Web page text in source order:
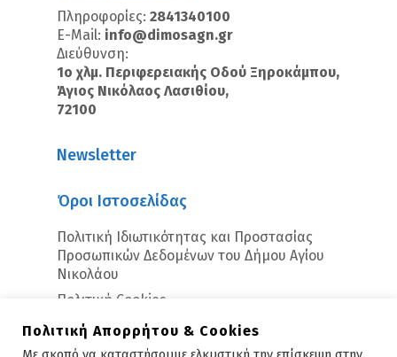
Πληροφορίες: 2841340100
E-Mail: info@dimosagn.gr
Διεύθυνση:
1ο χλμ. Περιφερειακής Οδού Ξηροκάμπου,
Άγιος Νικόλαος Λασιθίου,
72100
Newsletter
Όροι Ιστοσελίδας
Πολιτική Ιδιωτικότητας και Προστασίας
Προσωπικών Δεδομένων του Δήμου Αγίου
Νικολάου
Πολιτική Cookies
Πολιτική Απορρήτου & Cookies